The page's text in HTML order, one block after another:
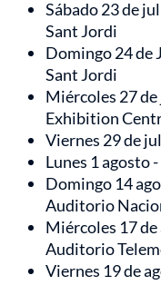
Sábado 23 de
Sant Jordi
Domingo 24 de
Sant Jordi
Miércoles 27
Exhibition
Viernes 29 de
Lunes 1 agosto
Domingo 14
Auditorio
Miércoles 17
Auditorio
Viernes 19 de